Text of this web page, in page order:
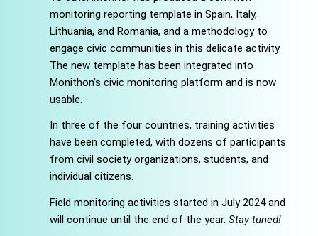
monitoring reporting template in Spain, Italy,
Lithuania, and Romania, and a methodology to
engage civic communities in this delicate activity.
The new template has been integrated into
Monithon’s civic monitoring platform and is now
usable.
In three of the four countries, training activities
have been completed, with dozens of participants
from civil society organizations, students, and
individual citizens.
Field monitoring activities started in July 2024 and
will continue until the end of the year. Stay tuned!